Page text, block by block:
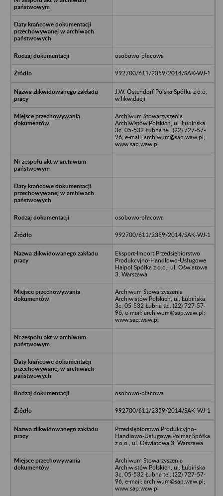
osobowo-płacowa
992700/611/2359/2014/SAK-WJ-1
J.W. Ostendorf Polska Spółka z o.o.
w likwidacji
Archiwum Stowarzyszenia
Archiwistów Polskich, ul. Łubińska
3c, 05-532 Łubna tel. (22) 727-57-
96, e-mail: archiwum@sap.waw.pl;
www.sap.waw.pl
osobowo-płacowa
992700/611/2359/2014/SAK-WJ-1
Eksport-Import Przedsiębiorstwo
Produkcyjno-Handlowo-Usługowe
Halpol Spółka z o.o., ul. Oświatowa
3, Warszawa
Archiwum Stowarzyszenia
Archiwistów Polskich, ul. Łubińska
3c, 05-532 Łubna tel. (22) 727-57-
96, e-mail: archiwum@sap.waw.pl;
www.sap.waw.pl
osobowo-płacowa
992700/611/2359/2014/SAK-WJ-1
Przedsiębiorstwo Produkcyjno-
Handlowo-Usługowe Polmar Spółka
z o.o., ul. Oświatowa 3, Warszawa
Archiwum Stowarzyszenia
Archiwistów Polskich, ul. Łubińska
3c, 05-532 Łubna tel. (22) 727-57-
96, e-mail: archiwum@sap.waw.pl;
www.sap.waw.pl